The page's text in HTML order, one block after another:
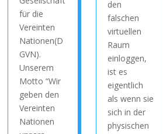
für die
Vereinten
Nationen(D
GVN).
Unserem
Motto “Wir
geben den
Vereinten
Nationen
den
falschen
virtuellen
Raum
einloggen,
ist es
eigentlich
als wenn sie
sich in der
physischen